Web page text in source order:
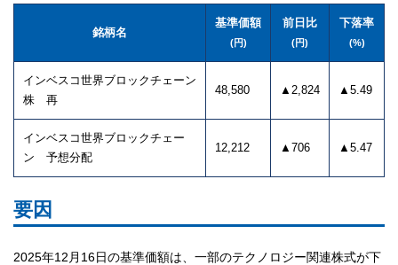
銘柄名
基準価額
(円)
前日比
(円)
下落率
(%)
インベスコ世界ブロックチェーン
株 再
48,580 ▲2,824 ▲5.49
インベスコ世界ブロックチェー
ン 予想分配
12,212 ▲706 ▲5.47
要因
2025年12月16日の基準価額は、一部のテクノロジー関連株式が下